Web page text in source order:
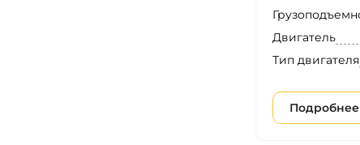
Двигатель
Тип двигателя
Подробнее